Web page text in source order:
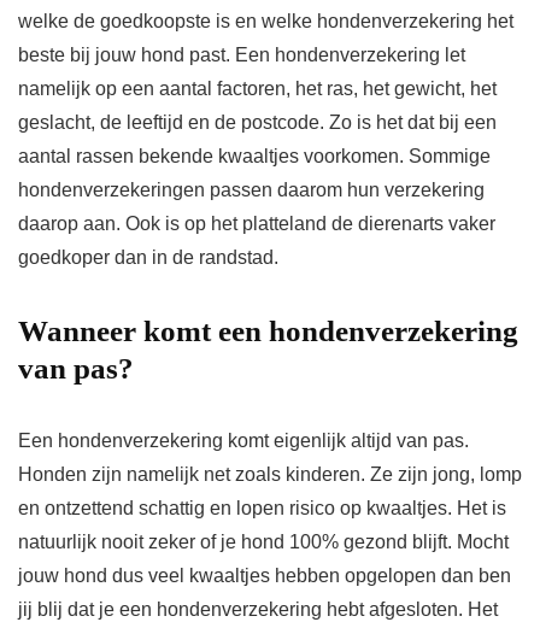
welke de goedkoopste is en welke hondenverzekering het
beste bij jouw hond past. Een hondenverzekering let
namelijk op een aantal factoren, het ras, het gewicht, het
geslacht, de leeftijd en de postcode. Zo is het dat bij een
aantal rassen bekende kwaaltjes voorkomen. Sommige
hondenverzekeringen passen daarom hun verzekering
daarop aan. Ook is op het platteland de dierenarts vaker
goedkoper dan in de randstad.
Wanneer komt een hondenverzekering
van pas?
Een hondenverzekering komt eigenlijk altijd van pas.
Honden zijn namelijk net zoals kinderen. Ze zijn jong, lomp
en ontzettend schattig en lopen risico op kwaaltjes. Het is
natuurlijk nooit zeker of je hond 100% gezond blijft. Mocht
jouw hond dus veel kwaaltjes hebben opgelopen dan ben
jij blij dat je een hondenverzekering hebt afgesloten. Het